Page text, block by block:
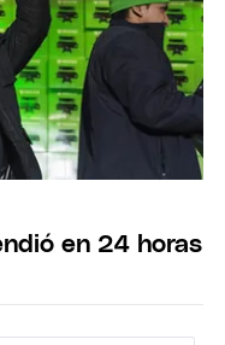
en 24 horas